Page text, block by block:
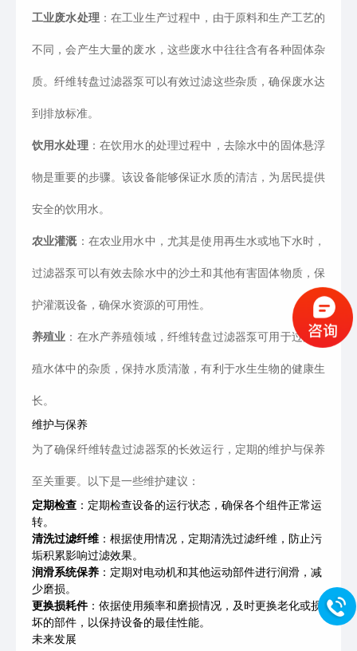
工业废水处理：在工业生产过程中，由于原料和生产工艺的
不同，会产生大量的废水，这些废水中往往含有各种固体杂
质。纤维转盘过滤器泵可以有效过滤这些杂质，确保废水达
到排放标准。
饮用水处理：在饮用水的处理过程中，去除水中的固体悬浮
物是重要的步骤。该设备能够保证水质的清洁，为居民提供
安全的饮用水。
农业灌溉：在农业用水中，尤其是使用再生水或地下水时，
过滤器泵可以有效去除水中的沙土和其他有害固体物质，保
护灌溉设备，确保水资源的可用性。
养殖业 ：在水产养殖领域，纤维转盘过滤器泵可用于过滤养
殖水体中的杂质，保持水质清澈，有利于水生生物的健康生
长。
维护与保养
为了确保纤维转盘过滤器泵的长效运行，定期的维护与保养
至关重要。以下是一些维护建议：
定期检查 ：定期检查设备的运行状态，确保各个组件正常运
转。
清洗过滤纤维 ：根据使用情况，定期清洗过滤纤维，防止污
垢积累影响过滤效果。
润滑系统保养 ：定期对电动机和其他运动部件进行润滑，减
少磨损。
更换损耗件 ：依据使用频率和磨损情况，及时更换老化或损
坏的部件，以保持设备的最佳性能。
未来发展